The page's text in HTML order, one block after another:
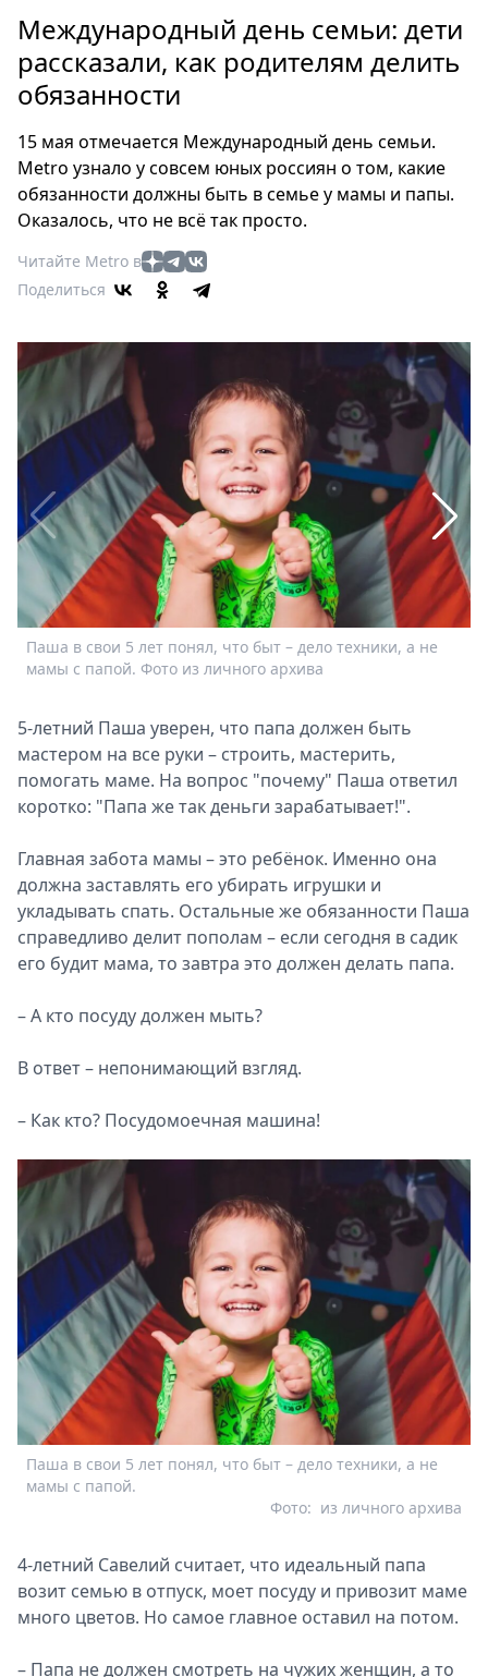
Россия
Мир
Здоровье
Туризм
Мода
Театр
Кино
Афиша
Книги
Выставки
Пресс-
релизы
Metro
Стримы
Спецпроекты
Звезды
Выборы
2026
Скачай
Metro
Международный день семьи: дети
рассказали, как родителям делить
обязанности
15 мая отмечается Международный день семьи.
Metro узнало у совсем юных россиян о том, какие
обязанности должны быть в семье у мамы и папы.
Оказалось, что не всё так просто.
Читайте Metro в
Поделиться
Паша в свои 5 лет понял, что быт – дело техники, а не
мамы с папой. Фото из личного архива
5-летний Паша уверен, что папа должен быть
мастером на все руки – строить, мастерить,
помогать маме. На вопрос "почему" Паша ответил
коротко: "Папа же так деньги зарабатывает!".
Главная забота мамы – это ребёнок. Именно она
должна заставлять его убирать игрушки и
укладывать спать. Остальные же обязанности Паша
справедливо делит пополам – если сегодня в садик
его будит мама, то завтра это должен делать папа.
– А кто посуду должен мыть?
В ответ – непонимающий взгляд.
– Как кто? Посудомоечная машина!
Паша в свои 5 лет понял, что быт – дело техники, а не
мамы с папой.
из личного архива
Фото:
4-летний Савелий считает, что идеальный папа
возит семью в отпуск, моет посуду и привозит маме
много цветов. Но самое главное оставил на потом.
– Папа не должен смотреть на чужих женщин, а то